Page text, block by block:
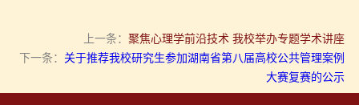
上一条：聚焦心理学前沿技术 我校举办专题学术讲座
下一条： 关于推荐我校研究生参加湖南省第八届高校公共管理案例
大赛复赛的公示